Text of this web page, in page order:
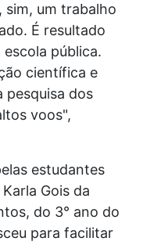
sim, um trabalho
É resultado
pública.
científica e
pesquisa dos
voos",
estudantes
Gois da
do 3° ano do
para facilitar